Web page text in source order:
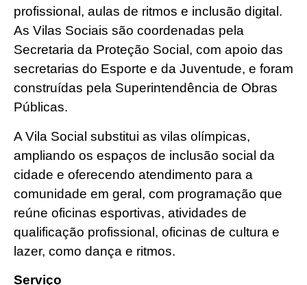
profissional, aulas de ritmos e inclusão digital.
As Vilas Sociais são coordenadas pela
Secretaria da Proteção Social, com apoio das
secretarias do Esporte e da Juventude, e foram
construídas pela Superintendência de Obras
Públicas.
A Vila Social substitui as vilas olímpicas,
ampliando os espaços de inclusão social da
cidade e oferecendo atendimento para a
comunidade em geral, com programação que
reúne oficinas esportivas, atividades de
qualificação profissional, oficinas de cultura e
lazer, como dança e ritmos.
Serviço